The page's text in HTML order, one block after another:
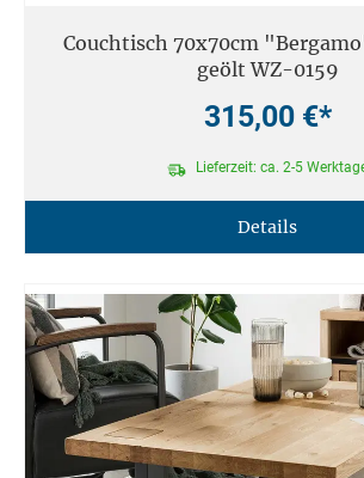
Couchtisch 70x70cm
geölt WZ-0159
315,00 €*
Lieferzeit: ca. 2-5
Details